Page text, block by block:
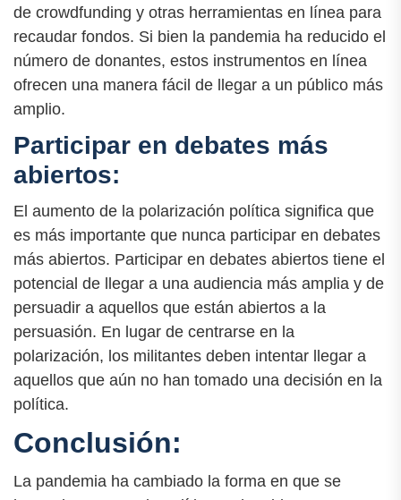
de crowdfunding y otras herramientas en línea para
recaudar fondos. Si bien la pandemia ha reducido el
número de donantes, estos instrumentos en línea
ofrecen una manera fácil de llegar a un público más
amplio.
Participar en debates más
abiertos:
El aumento de la polarización política significa que
es más importante que nunca participar en debates
más abiertos. Participar en debates abiertos tiene el
potencial de llegar a una audiencia más amplia y de
persuadir a aquellos que están abiertos a la
persuasión. En lugar de centrarse en la
polarización, los militantes deben intentar llegar a
aquellos que aún no han tomado una decisión en la
política.
Conclusión:
La pandemia ha cambiado la forma en que se